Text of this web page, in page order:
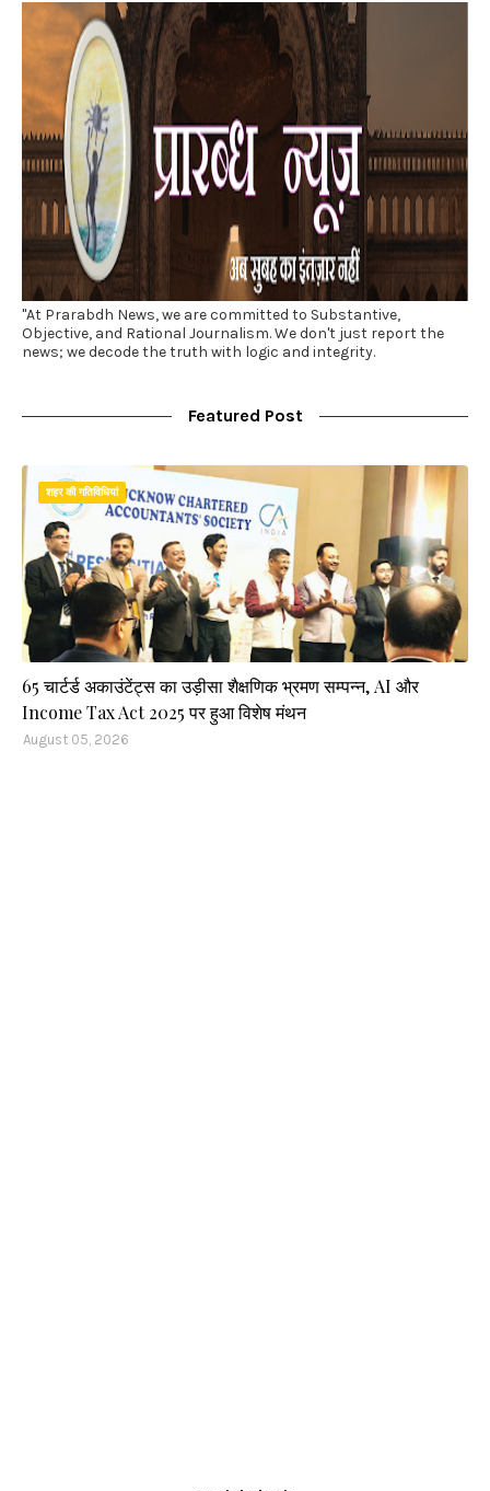
"At Prarabdh News, we are committed to Substantive,
Objective, and Rational Journalism. We don't just report the
news; we decode the truth with logic and integrity.
Featured Post
शहर की गतिविधियां
65 चार्टर्ड अकाउंटेंट्स का उड़ीसा शैक्षणिक भ्रमण सम्पन्न, AI और
Income Tax Act 2025 पर हुआ विशेष मंथन
August 05, 2026